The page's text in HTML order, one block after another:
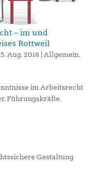
– im und
Rottweil
Aug. 2018 Allgemein
im Arbeitsrecht
Führungskräfte,
Gestaltung